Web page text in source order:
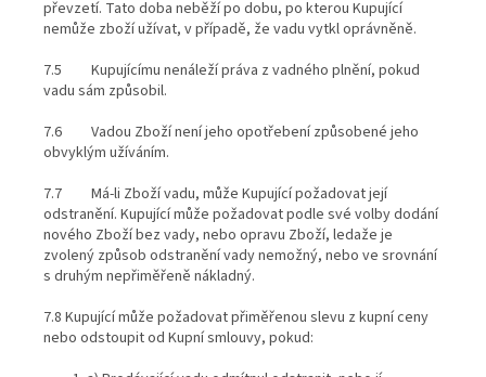
převzetí. Tato doba neběží po dobu, po kterou Kupující
nemůže zboží užívat, v případě, že vadu vytkl oprávněně.
7.5 Kupujícímu nenáleží práva z vadného plnění, pokud
vadu sám způsobil.
7.6 Vadou Zboží není jeho opotřebení způsobené jeho
obvyklým užíváním.
7.7 Má-li Zboží vadu, může Kupující požadovat její
odstranění. Kupující může požadovat podle své volby dodání
nového Zboží bez vady, nebo opravu Zboží, ledaže je
zvolený způsob odstranění vady nemožný, nebo ve srovnání
s druhým nepřiměřeně nákladný.
7.8 Kupující může požadovat přiměřenou slevu z kupní ceny
nebo odstoupit od Kupní smlouvy, pokud: